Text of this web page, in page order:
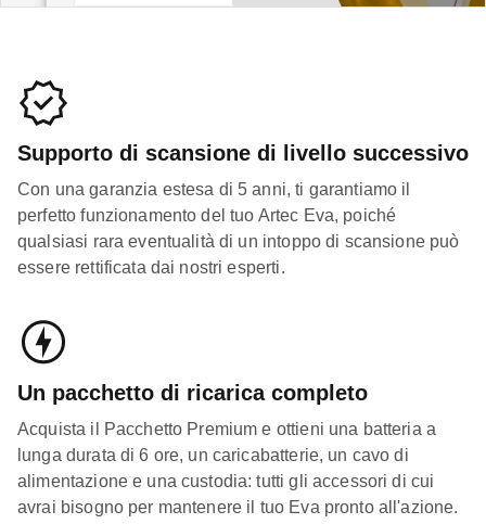
Supporto di scansione di livello successivo
Con una garanzia estesa di 5 anni, ti garantiamo il
perfetto funzionamento del tuo Artec Eva, poiché
qualsiasi rara eventualità di un intoppo di scansione può
essere rettificata dai nostri esperti.
Un pacchetto di ricarica completo
Acquista il Pacchetto Premium e ottieni una batteria a
lunga durata di 6 ore, un caricabatterie, un cavo di
alimentazione e una custodia: tutti gli accessori di cui
avrai bisogno per mantenere il tuo Eva pronto all'azione.